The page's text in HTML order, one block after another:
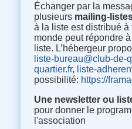
Échanger par la
plusieurs mailing-
à la liste est distribué à
monde peut répondre
liste. L’hébergeur
liste-bureau@club-de-
quartier.fr, liste-
possibilité: https://
Une newsletter ou
pour donner le
l'association